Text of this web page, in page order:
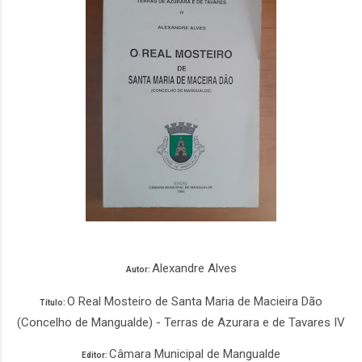
Autor: Alexandre Alves
Título: O Real Mosteiro de Santa Maria de Macieira Dão
(Concelho de Mangualde) - Terras de Azurara e de Tavares IV
Editor: Câmara Municipal de Mangualde